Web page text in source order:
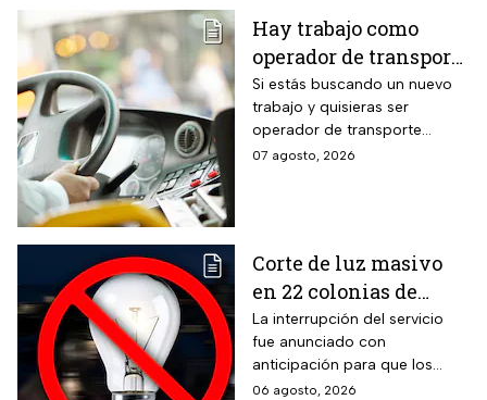
Hay trabajo como
operador de transporte
público con sueldo de
18 mil pesos, bonos y
despensa
Si estás buscando un nuevo
trabajo y quisieras ser
operador de transporte
público, publicaron algunas
07 agosto, 2026
Corte de luz masivo
en 22 colonias de
México; zonas
afectadas hoy 7 de
agosto
La interrupción del servicio
fue anunciado con
anticipación para que los
usuarios puedan tomar las
06 agosto, 2026